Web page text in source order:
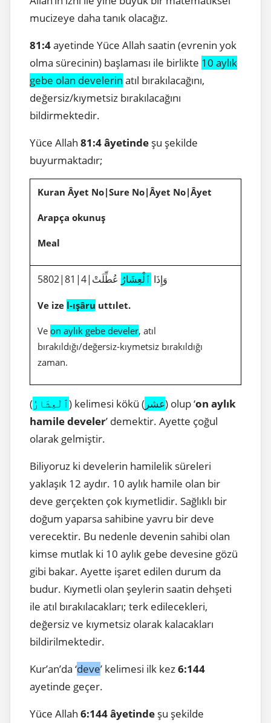
mucizeye daha tanık olacağız.
81:4ayetinde Yüce Allah saatin (evrenin yok
olma sürecinin) başlaması ile birlikte 10 aylık
gebe olan develerin atıl bırakılacağını,
değersiz/kıymetsiz bırakılacağını
bildirmektedir.
Yüce Allah 81:4 âyetinde şu şekilde
buyurmaktadır;
Kuran Âyet No|Sure No|Âyet No|Âyet
Arapça okunuş
Meal
5802|81|4|وَإِذَا ٱلْعِشَارُ عُطِّلَتْ
Ve ize l-ışâru uttılet.
Ve on aylık gebe develer, atıl
bırakıldığı/değersiz-kıymetsiz bırakıldığı
zaman.
(ٱلْعِشَارُ) kelimesi kökü ( عشر) olup ‘on aylık
hamile develer’ demektir. Ayette çoğul
olarak gelmiştir.
Biliyoruz ki develerin hamilelik süreleri
yaklaşık 12 aydır. 10 aylık hamile olan bir
deve gerçekten çok kıymetlidir. Sağlıklı bir
doğum yaparsa sahibine yavru bir deve
verecektir. Bu nedenle devenin sahibi olan
kimse mutlak ki 10 aylık gebe devesine gözü
gibi bakar. Ayette işaret edilen durum da
budur. Kıymetli olan şeylerin saatin dehşeti
ile atıl bırakılacakları; terk edilecekleri,
değersiz ve kıymetsiz olarak kalacakları
bildirilmektedir.
Kur’an’da ‘deve’ kelimesi ilk kez6:144
ayetinde geçer.
Yüce Allah 6:144 âyetinde şu şekilde